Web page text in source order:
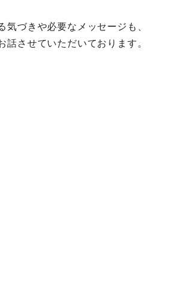
気づきや必要なメッセージも、
話させていただいております。